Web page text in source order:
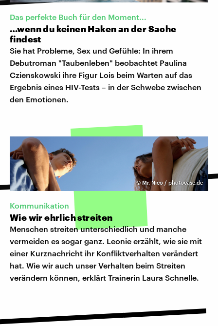
Das perfekte Buch für den Moment...
…wenn du keinen Haken an der Sache
findest
Sie hat Probleme, Sex und Gefühle: In ihrem
Debutroman "Taubenleben" beobachtet Paulina
Czienskowski ihre Figur Lois beim Warten auf das
Ergebnis eines HIV-Tests – in der Schwebe zwischen
den Emotionen.
©Mr. Nico / photocase.de
Kommunikation
Wie wir ehrlich streiten
Menschen streiten unterschiedlich und manche
vermeiden es sogar ganz. Leonie erzählt, wie sie mit
einer Kurznachricht ihr Konfliktverhalten verändert
hat. Wie wir auch unser Verhalten beim Streiten
verändern können, erklärt Trainerin Laura Schnelle.